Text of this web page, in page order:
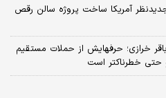
آمریکا ساخت پروژه سالن رقص
خرازی؛ حرفهایش از حملات مستقیم
و حتی خطرناکتر است